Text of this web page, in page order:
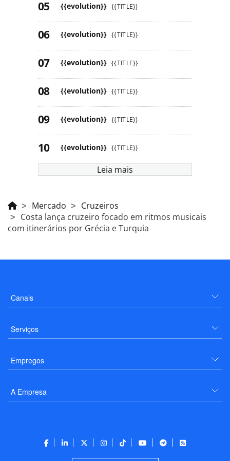
{{evolution}} {{TITLE}}
{{evolution}} {{TITLE}}
{{evolution}} {{TITLE}}
{{evolution}} {{TITLE}}
{{evolution}} {{TITLE}}
{{evolution}} {{TITLE}}
Leia mais
Mercado
Cruzeiros
Costa lança cruzeiro focado em ritmos musicais
com itinerários por Grécia e Turquia
Canais
Serviços
Empregos
A Empresa